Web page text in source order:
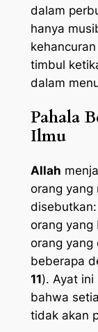
dalam
hanya
timbul
dalam
Pahala
Ilmu
Allah
orang yang
disebutkan:
orang yang
orang yang
beberapa
11). Ayat
bahwa
tidak akan